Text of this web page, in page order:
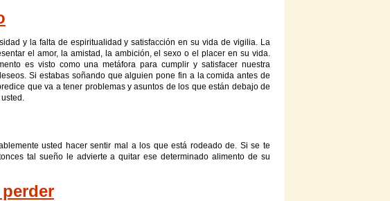
y la falta de espiritualidad y satisfacción en su vida de vigilia. La
el amor, la amistad, la ambición, el sexo o el placer en su vida.
es visto como una metáfora para cumplir y satisfacer nuestra
Si estabas soñando que alguien pone fin a lacomida antes de
que va a tener problemas y asuntos de los que están debajo de
usted hacer sentir mal a los que está rodeado de. Si se te
tal sueño le advierte a quitar ese determinado alimento de su